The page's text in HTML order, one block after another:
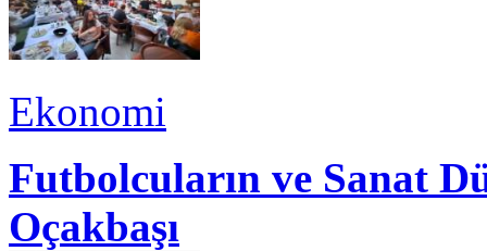
Ekonomi
Futbolcuların ve Sanat
Oçakbaşı